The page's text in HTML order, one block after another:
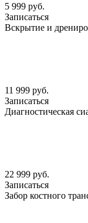
5 999 руб.
Записаться
Вскрытие и
11 999 руб.
Записаться
Диагностическая
22 999 руб.
Записаться
Забор костного